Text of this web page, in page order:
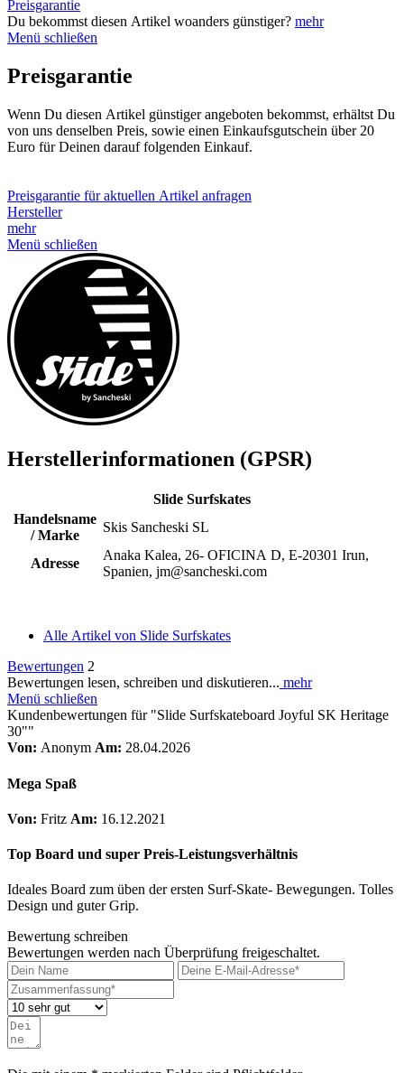
Preisgarantie
Du bekommst diesen Artikel woanders günstiger? mehr
Menü schließen
Preisgarantie
Wenn Du diesen Artikel günstiger angeboten bekommst, erhältst Du
von uns denselben Preis, sowie einen Einkaufsgutschein über 20
Euro für Deinen darauf folgenden Einkauf.
Preisgarantie für aktuellen Artikel anfragen
Hersteller
mehr
Menü schließen
Herstellerinformationen (GPSR)
Slide Surfskates
Handelsname
/ Marke
Skis Sancheski SL
Adresse
Anaka Kalea, 26- OFICINA D, E-20301 Irun,
Spanien, jm@sancheski.com
Alle Artikel von Slide Surfskates
Bewertungen 2
Bewertungen lesen, schreiben und diskutieren... mehr
Menü schließen
Kundenbewertungen für "Slide Surfskateboard Joyful SK Heritage
30""
Von: Anonym Am: 28.04.2026
Mega Spaß
Von: Fritz Am: 16.12.2021
Top Board und super Preis-Leistungsverhältnis
Ideales Board zum üben der ersten Surf-Skate- Bewegungen. Tolles
Design und guter Grip.
Bewertung schreiben
Bewertungen werden nach Überprüfung freigeschaltet.